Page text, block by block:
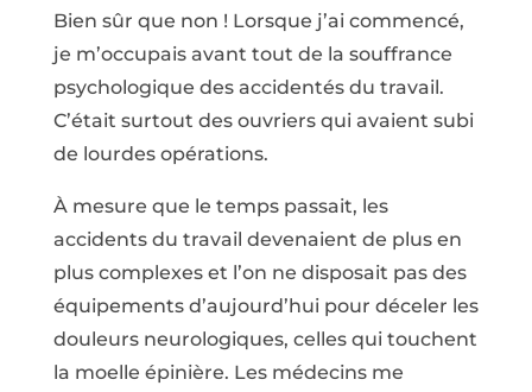
Bien sûr que non ! Lorsque j’ai commencé,
je m’occupais avant tout de la souffrance
psychologique des accidentés du travail.
C’était surtout des ouvriers qui avaient subi
de lourdes opérations.
À mesure que le temps passait, les
accidents du travail devenaient de plus en
plus complexes et l’on ne disposait pas des
équipements d’aujourd’hui pour déceler les
douleurs neurologiques, celles qui touchent
la moelle épinière. Les médecins me